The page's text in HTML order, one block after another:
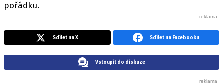
pořádku.
Sdílet na X Sdílet na Facebooku
Vstoupit do diskuze